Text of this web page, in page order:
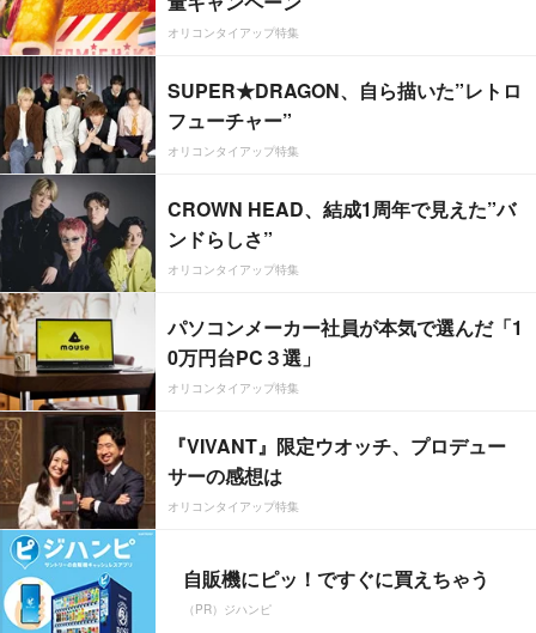
オリコンタイアップ特集
SUPER★DRAGON、自ら描いた”レトロ
フューチャー”
オリコンタイアップ特集
CROWN HEAD、結成1周年で見えた”バ
ンドらしさ”
オリコンタイアップ特集
パソコンメーカー社員が本気で選んだ「1
0万円台PC３選」
オリコンタイアップ特集
『VIVANT』限定ウオッチ、プロデュー
サーの感想は
オリコンタイアップ特集
自販機にピッ！ですぐに買えちゃう
（PR）ジハンピ